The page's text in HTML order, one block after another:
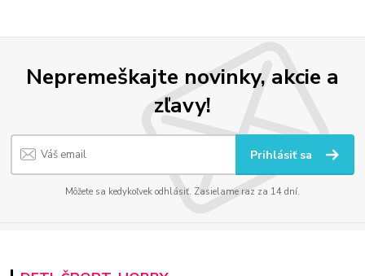
Nepremeškajte novinky, akcie a
zľavy!
Prihlásiť sa
Môžete sa kedykoľvek odhlásiť. Zasielame raz za 14 dní.